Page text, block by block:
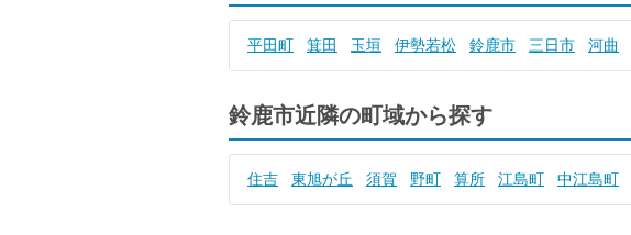
平田町 箕田 玉垣 伊勢若松 鈴鹿市 三日市 河曲
鈴鹿市近隣の町域から探す
住吉 東旭が丘 須賀 野町 算所 江島町 中江島町